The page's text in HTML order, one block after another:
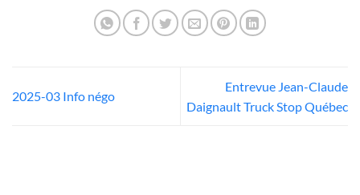
2025-03 Info négo
Entrevue Jean-Claude
Daignault Truck Stop Québec